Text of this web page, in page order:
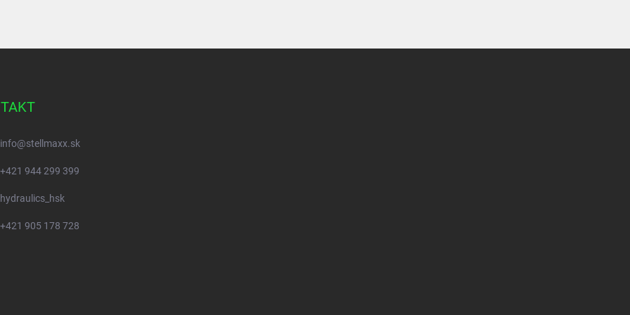
info@stellmaxx.sk
+421 944 299 399
hydraulics_hsk
+421 905 178 728